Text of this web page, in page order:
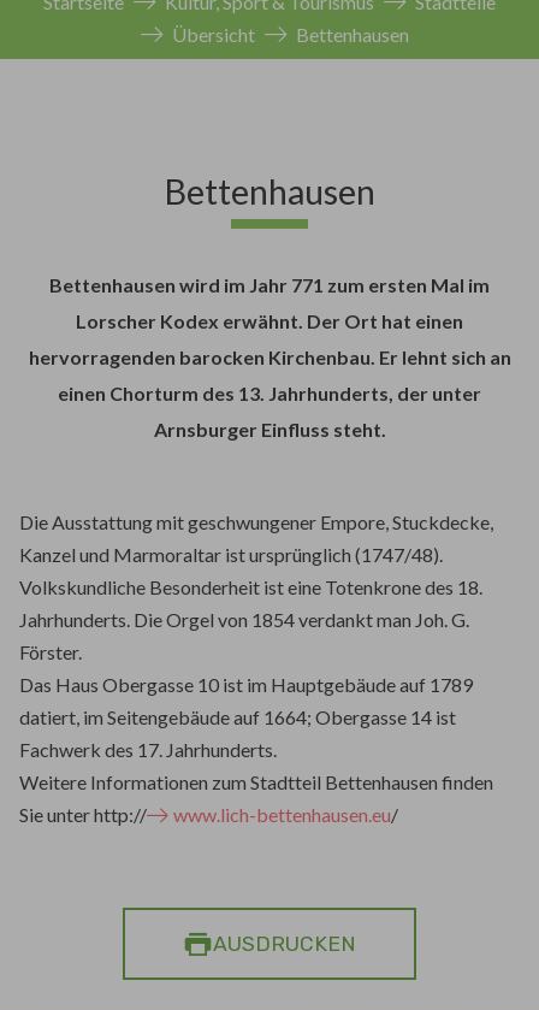
Übersicht
Bettenhausen
Bettenhausen
Bettenhausen wird im Jahr 771 zum ersten Mal im
Lorscher Kodex erwähnt. Der Ort hat einen
hervorragenden barocken Kirchenbau. Er lehnt sich an
einen Chorturm des 13. Jahrhunderts, der unter
Arnsburger Einfluss steht.
Die Ausstattung mit geschwungener Empore, Stuckdecke,
Kanzel und Marmoraltar ist ursprünglich (1747/48).
Volkskundliche Besonderheit ist eine Totenkrone des 18.
Jahrhunderts. Die Orgel von 1854 verdankt man Joh. G.
Förster.
Das Haus Obergasse 10 ist im Hauptgebäude auf 1789
datiert, im Seitengebäude auf 1664; Obergasse 14 ist
Fachwerk des 17. Jahrhunderts.
Weitere Informationen zum Stadtteil Bettenhausen finden
Sie unter http://
www.lich-bettenhausen.eu/
AUSDRUCKEN